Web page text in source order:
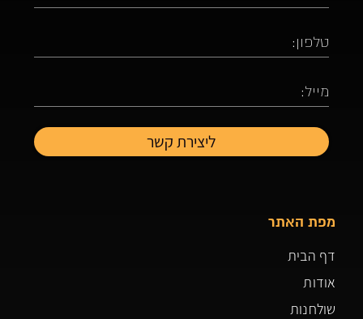
מפת האתר
דף הבית
אודות
שולחנות